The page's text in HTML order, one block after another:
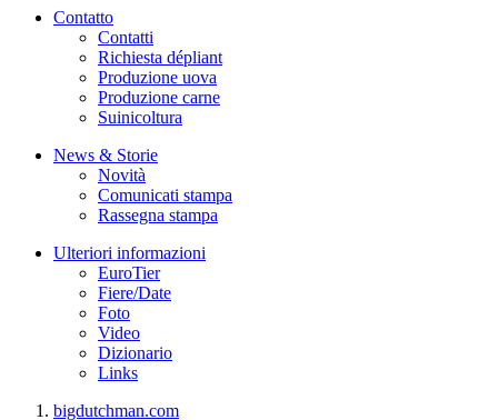
Contatto
Contatti
Richiesta dépliant
Produzione uova
Produzione carne
Suinicoltura
News & Storie
Novità
Comunicati stampa
Rassegna stampa
Ulteriori informazioni
EuroTier
Fiere/Date
Foto
Video
Dizionario
Links
bigdutchman.com